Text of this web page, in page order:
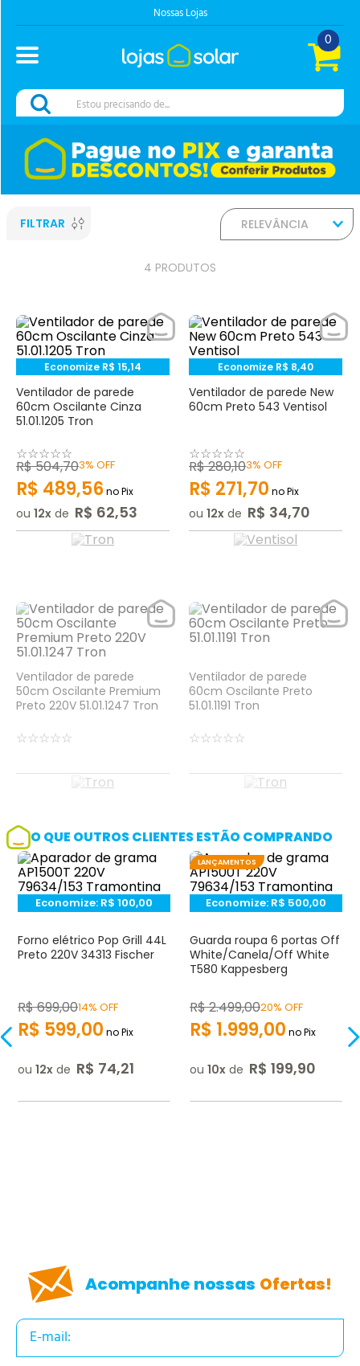
Nossas Lojas
0
Estou precisando de...
FILTRAR RELEVÂNCIA
4 PRODUTOS
Economize R$ 15,14
Ventilador de parede
60cm Oscilante Cinza
51.01.1205 Tron
☆☆☆☆☆
R$504,703% OFF
R$ 489,56no Pix
ou 12 de R$ 62,53
Economize R$ 8,40
Ventilador de parede New
60cm Preto 543 Ventisol
☆☆☆☆☆
R$280,103% OFF
R$ 271,70 no Pix
ou 12 de R$ 34,70
Ventilador de parede
50cm Oscilante Premium
Preto 220V 51.01.1247 Tron
☆☆☆☆☆
Ventilador de parede
60cm Oscilante Preto
51.01.1191 Tron
☆☆☆☆☆
O QUE OUTROS CLIENTES ESTÃO COMPRANDO
Economize: R$ 100,00
Forno elétrico Pop Grill 44L
Preto 220V 34313 Fischer
R$699,0014% OFF
R$ 599,00 no Pix
ou 12 de R$ 74,21
LANÇAMENTOS
Economize: R$ 500,00
Guarda roupa 6 portas Off
White/Canela/Off White
T580 Kappesberg
R$2.499,0020% OFF
R$ 1.999,00 no Pix
ou 10 de R$ 199,90
Acompanhe nossas Ofertas!